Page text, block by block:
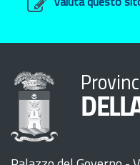
Valuta questo